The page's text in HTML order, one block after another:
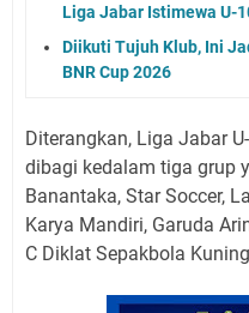
Liga Jabar Istimewa U-
Diikuti Tujuh Klub, Ini
BNR Cup 2026
Diterangkan, Liga Jabar
dibagi kedalam tiga grup
Banantaka, Star Soccer,
Karya Mandiri, Garuda
C Diklat Sepakbola